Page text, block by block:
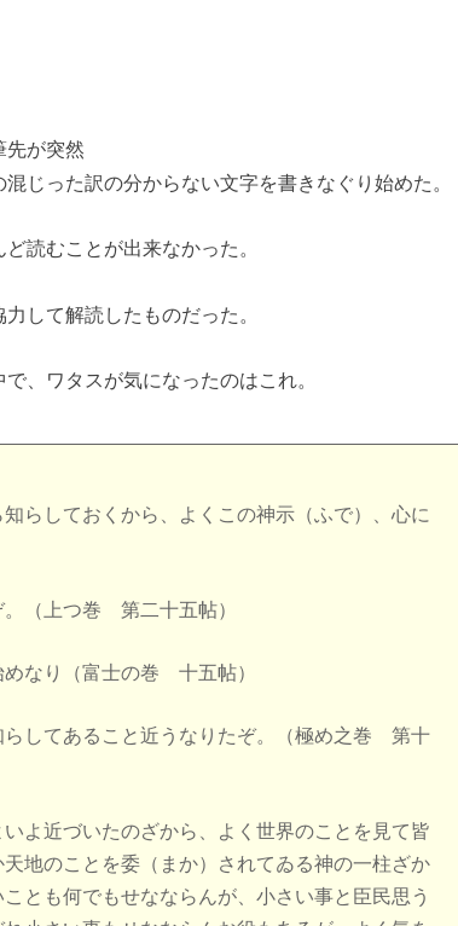
先が突然
じった訳の分からない文字を書きなぐり始めた。
読むことが出来なかった。
して解読したものだった。
、ワタスが気になったのはこれ。
らしておくから、よくこの神示（ふで）、心に
（上つ巻 第二十五帖）
なり（富士の巻 十五帖）
してあること近うなりたぞ。（極め之巻 第十
よ近づいたのざから、よく世界のことを見て皆
地のことを委（まか）されてゐる神の一柱ざか
とも何でもせなならんが、小さい事と臣民思う